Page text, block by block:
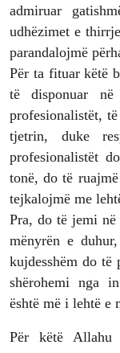
admiruar
udhëzimet e
parandalojmë
Për ta fituar këtë
të disponuar
profesionalistët,
tjetrin, duke
profesionalistët
tonë, do të
tejkalojmë me
Pra, do të jemi
mënyrën e
kujdesshëm do të
shërohemi nga
është më i lehtë e
Për këtë Allahu